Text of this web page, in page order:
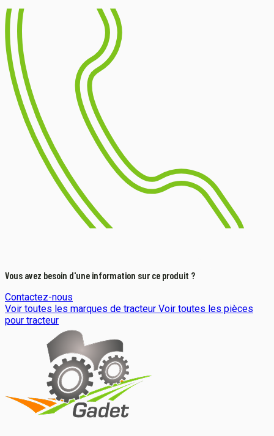
Vous avez besoin d'une information sur ce produit ?
Contactez-nous
Voir toutes les marques de tracteur Voir toutes les pièces
pour tracteur